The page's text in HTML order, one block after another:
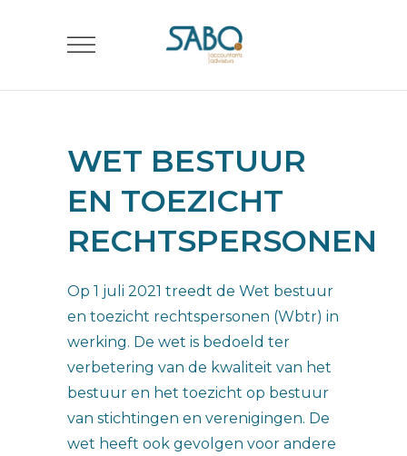
WET BESTUUR
EN TOEZICHT
RECHTSPERSONEN
Op 1 juli 2021 treedt de Wet bestuur
en toezicht rechtspersonen (Wbtr) in
werking. De wet is bedoeld ter
verbetering van de kwaliteit van het
bestuur en het toezicht op bestuur
van stichtingen en verenigingen. De
wet heeft ook gevolgen voor andere